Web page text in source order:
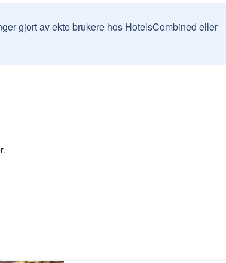
gjort av ekte brukere hos HotelsCombined eller